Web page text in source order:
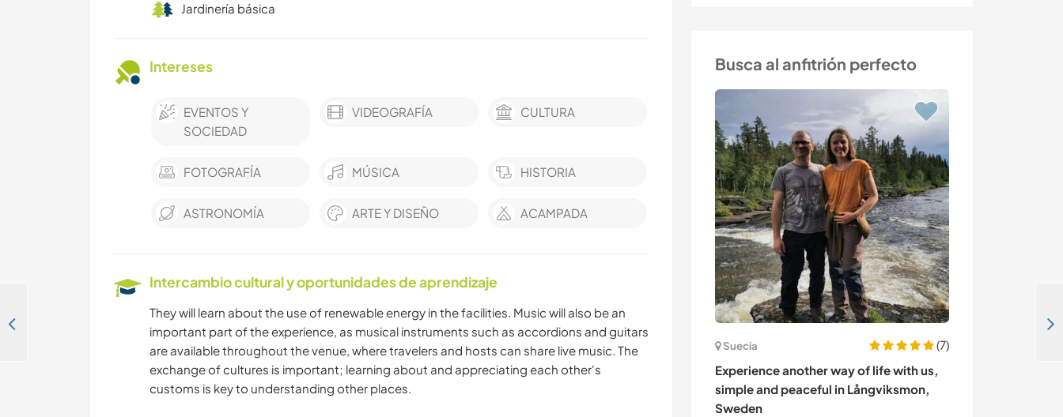
Busca al anfitrión perfecto
Suecia
(7)
Experience another way of life with us,
simple and peaceful in Långviksmon,
Sweden
Jardinería básica
Intereses
EVENTOS Y
SOCIEDAD
VIDEOGRAFÍA CULTURA
FOTOGRAFÍA MÚSICA HISTORIA
ASTRONOMÍA ARTE Y DISEÑO ACAMPADA
Intercambio cultural y oportunidades de aprendizaje
They will learn about the use of renewable energy in the facilities. Music will also be an
important part of the experience, as musical instruments such as accordions and guitars
are available throughout the venue, where travelers and hosts can share live music. The
exchange of cultures is important; learning about and appreciating each other's
customs is key to understanding other places.